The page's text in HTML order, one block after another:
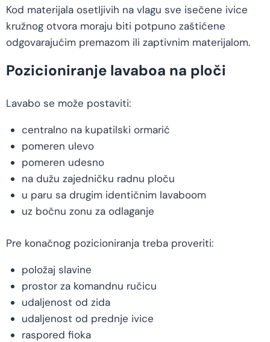
Kod materijala osetljivih na vlagu sve isečene ivice
kružnog otvora moraju biti potpuno zaštićene
odgovarajućim premazom ili zaptivnim materijalom.
Pozicioniranje lavaboa na ploči
Lavabo se može postaviti:
centralno na kupatilski ormarić
pomeren ulevo
pomeren udesno
na dužu zajedničku radnu ploču
u paru sa drugim identičnim lavaboom
uz bočnu zonu za odlaganje
Pre konačnog pozicioniranja treba proveriti:
položaj slavine
prostor za komandnu ručicu
udaljenost od zida
udaljenost od prednje ivice
raspored fioka